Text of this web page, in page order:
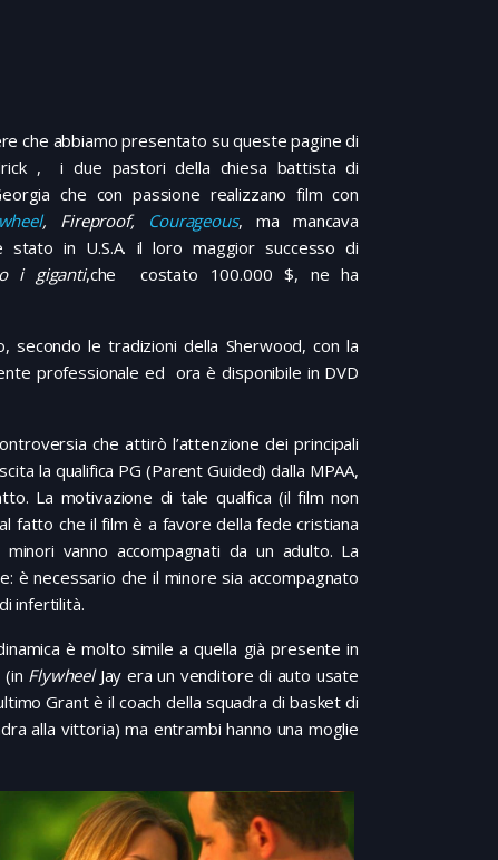
che abbiamo presentato su queste pagine di
, i due pastori della chiesa battista di
che con passione realizzano film con
, Fireproof, Courageous, ma mancava
stato in U.S.A. il loro maggior successo di
i giganti,che costato 100.000 $, ne ha
secondo le tradizioni della Sherwood, con la
professionale ed ora è disponibile in DVD
che attirò l’attenzione dei principali
la qualifica PG (Parent Guided) dalla MPAA,
La motivazione di tale qualfica (il film non
fatto che il film è a favore della fede cristiana
vanno accompagnati da un adulto. La
è necessario che il minore sia accompagnato
infertilità.
è molto simile a quella già presente in
FlywheelJay era un venditore di auto usate
Grant è il coach della squadra di basket di
alla vittoria) ma entrambi hanno una moglie